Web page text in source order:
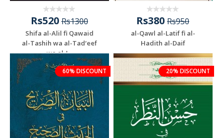
Rs520Rs1300
Shifa al-Alil fi Qawaid
al-Tashih wa al-Tad‘eef
wa al-J...
Rs380 Rs950
al-Qawl al-Latif fi al-
Hadith al-Daif
60% DISCOUNT 20% DISCOUNT